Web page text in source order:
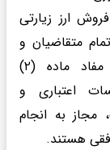
ارز زیارتی
متقاضیان و
زائران معزز می‌رساند در راستای اجرای مفاد ماده (۲)
اعتباری و
مجاز به انجام
هستند.